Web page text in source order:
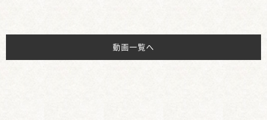
動画一覧へ